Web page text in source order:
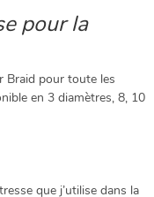
pour la
Braid pour toute les
en 3 diamètres, 8, 10
que j’utilise dans la